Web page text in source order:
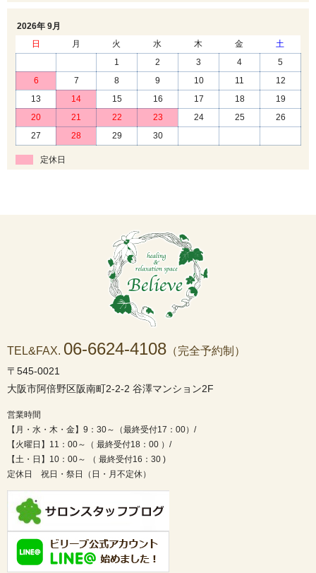
2026年 9月
日
月 火 水 木 金
土
1
2 3 4
5
6
7 8 9 10 11
12
13
14 15 16 17 18
19
20
21 22 23 24 25
26
27
28 29 30
定休日
TEL&FAX. 06-6624-4108 （完全予約制）
〒545-0021
大阪市阿倍野区阪南町2-2-2 谷澤マンション2F
営業時間
【月・水・木・金】9：30～（最終受付17：00）/
【火曜日】11：00～（ 最終受付18：00 ）/
【土・日】10：00～ （ 最終受付16：30 )
定休日 祝日・祭日（日・月不定休）